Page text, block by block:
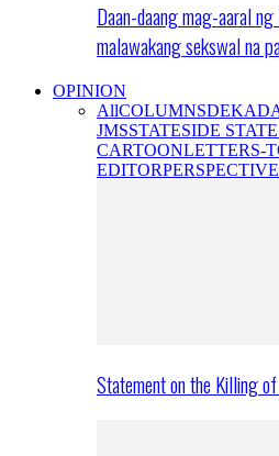
Daan-daang mag-aaral
malawakang sekswal na
OPINION
AllCOLUMNS
JMSSTATESIDE
CARTOONLETTERS-
EDITOR
Statement on the Killing